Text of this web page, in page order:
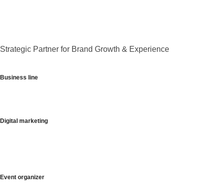
Strategic Partner for Brand Growth & Experience
Business line
Digital marketing
Event organizer